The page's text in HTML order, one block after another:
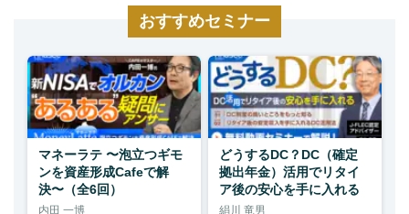
おすすめセミナー
マネーラテ 〜泡立つギモ
ンを資産形成Cafeで解
決〜（全6回）
内田 一博
どうするDC？DC（確定
拠出年金）活用でリタイ
ア後の安心を手に入れる
絹川 竜男